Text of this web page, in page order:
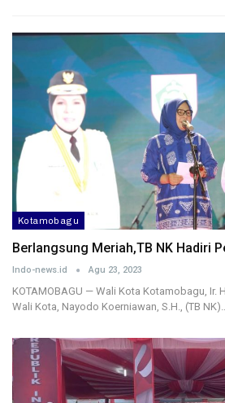
Kotamobagu
Berlangsung Meriah,TB NK Hadiri
Indo-news.id Agu 23, 2023
KOTAMOBAGU — Wali Kota Kotamobagu, Ir.
Wali Kota, Nayodo Koerniawan, S.H., (TB